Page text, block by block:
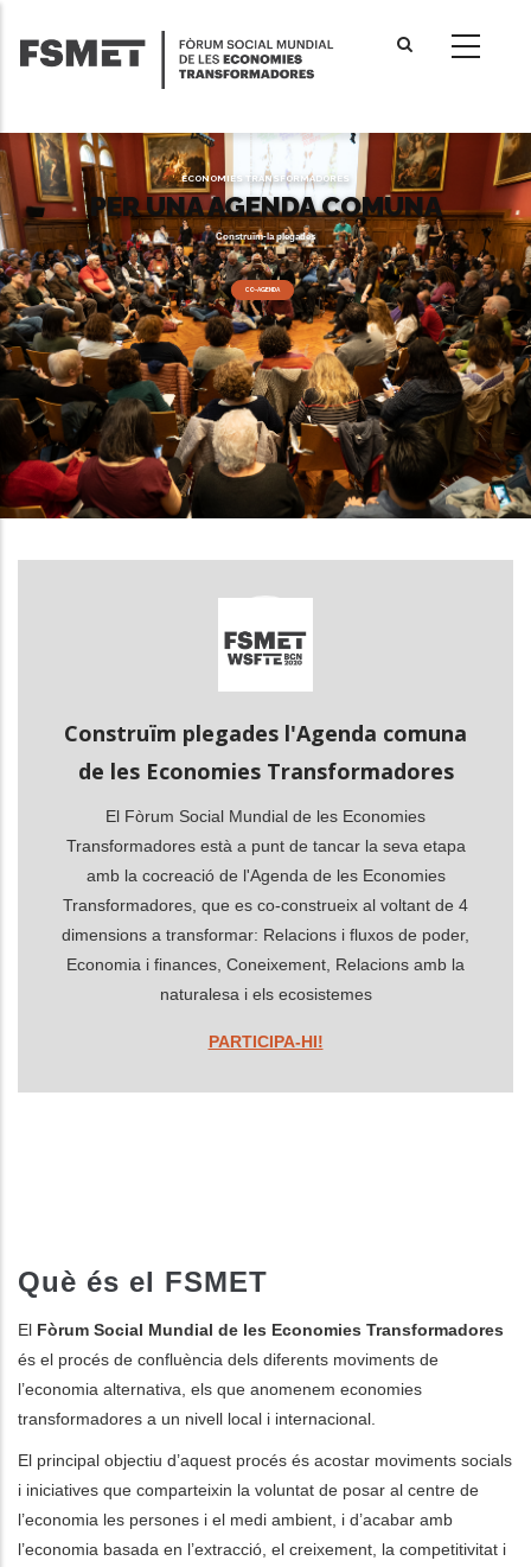
contingut
ECONOMIES TRANSFORMADORES
PER UNA AGENDA COMUNA
Construïm-la plegades
CO-AGENDA
Construïm plegades l'Agenda comuna
de les Economies Transformadores
El Fòrum Social Mundial de les Economies
Transformadores està a punt de tancar la seva etapa
amb la cocreació de l'Agenda de les Economies
Transformadores, que es co-construeix al voltant de 4
dimensions a transformar: Relacions i fluxos de poder,
Economia i finances, Coneixement, Relacions amb la
naturalesa i els ecosistemes
PARTICIPA-HI!
Què és el FSMET
El Fòrum Social Mundial de les Economies Transformadores
és el procés de confluència dels diferents moviments de
l’economia alternativa, els que anomenem economies
transformadores a un nivell local i internacional.
El principal objectiu d’aquest procés és acostar moviments socials
i iniciatives que comparteixin la voluntat de posar al centre de
l’economia les persones i el medi ambient, i d’acabar amb
l’economia basada en l’extracció, el creixement, la competitivitat i